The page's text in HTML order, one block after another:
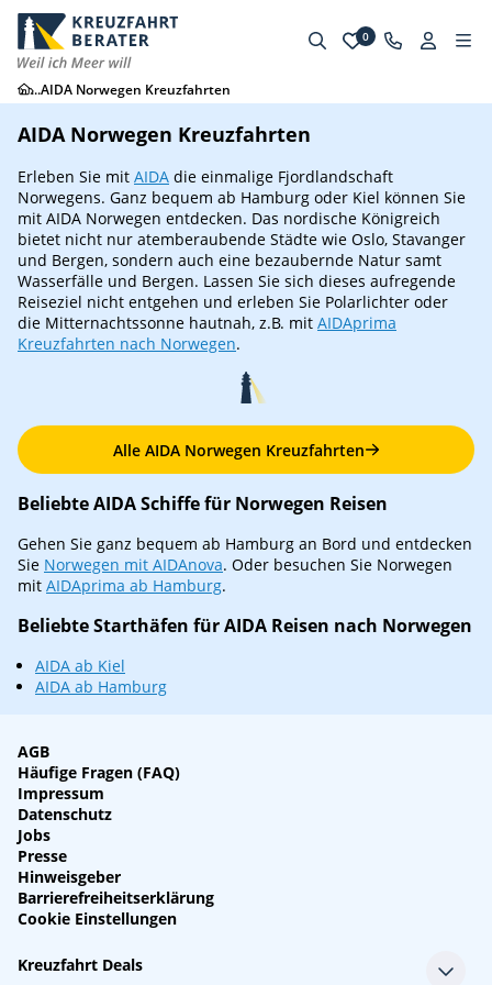
0
...AIDA Norwegen Kreuzfahrten
AIDA Norwegen Kreuzfahrten
Erleben Sie mit AIDA die einmalige Fjordlandschaft
Norwegens. Ganz bequem ab Hamburg oder Kiel können Sie
mit AIDA Norwegen entdecken. Das nordische Königreich
bietet nicht nur atemberaubende Städte wie Oslo, Stavanger
und Bergen, sondern auch eine bezaubernde Natur samt
Wasserfälle und Bergen. Lassen Sie sich dieses aufregende
Reiseziel nicht entgehen und erleben Sie Polarlichter oder
die Mitternachtssonne hautnah, z.B. mit AIDAprima
Kreuzfahrten nach Norwegen.
Alle AIDA Norwegen Kreuzfahrten
Beliebte AIDA Schiffe für Norwegen Reisen
Gehen Sie ganz bequem ab Hamburg an Bord und entdecken
Sie Norwegen mit AIDAnova. Oder besuchen Sie Norwegen
mit AIDAprima ab Hamburg.
Beliebte Starthäfen für AIDA Reisen nach Norwegen
AIDA ab Kiel
AIDA ab Hamburg
AGB
Häufige Fragen (FAQ)
Impressum
Datenschutz
Jobs
Presse
Hinweisgeber
Barrierefreiheitserklärung
Cookie Einstellungen
Kreuzfahrt Deals